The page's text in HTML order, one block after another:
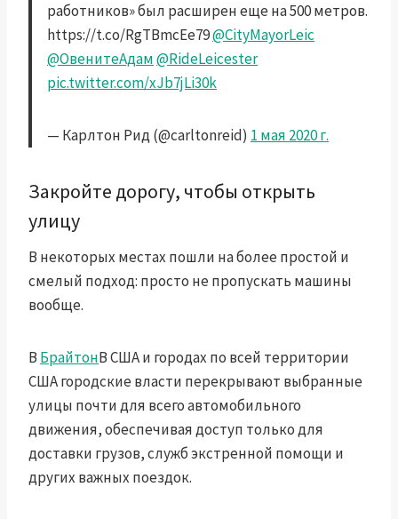
работников» был расширен еще на 500 метров.
https://t.co/RgTBmcEe79@CityMayorLeic
@ОвенитеАдам@RideLeicester
pic.twitter.com/xJb7jLi30k
— Карлтон Рид (@carltonreid) 1 мая 2020 г.
Закройте дорогу, чтобы открыть
улицу
В некоторых местах пошли на более простой и
смелый подход: просто не пропускать машины
вообще.
В БрайтонВ США и городах по всей территории
США городские власти перекрывают выбранные
улицы почти для всего автомобильного
движения, обеспечивая доступ только для
доставки грузов, служб экстренной помощи и
других важных поездок.